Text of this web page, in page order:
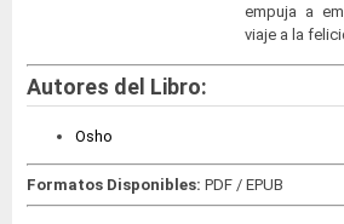
empuja a
viaje a la
Autores del Libro:
Osho
Formatos Disponibles: PDF / EPUB